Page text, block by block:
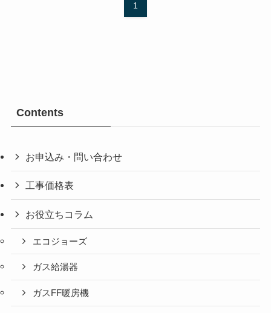
1
Contents
お申込み・問い合わせ
工事価格表
お役立ちコラム
エコジョーズ
ガス給湯器
ガスFF暖房機